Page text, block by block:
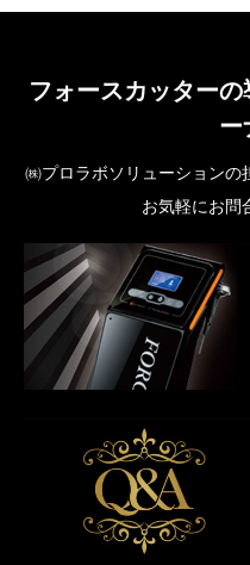
フォースカッター
ー
㈱プロラボソリューションの
お気軽にお問